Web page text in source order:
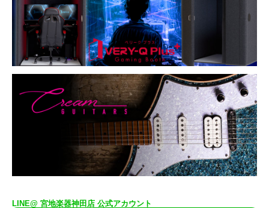
LINE@ 宮地楽器神田店 公式アカウント